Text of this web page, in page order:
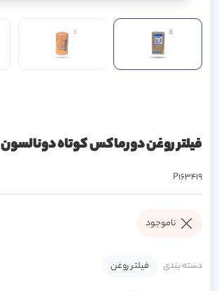
فیلتر روغن دورماکس کوتاه دونالسون P163419
P163419
ناموجود
دسته بندی فیلتر روغن